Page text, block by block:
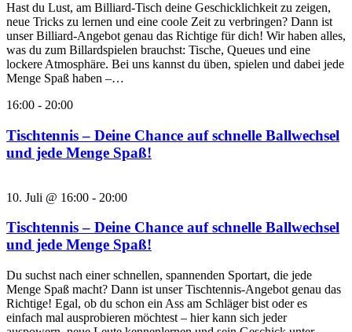
Hast du Lust, am Billiard-Tisch deine Geschicklichkeit zu zeigen,
neue Tricks zu lernen und eine coole Zeit zu verbringen? Dann ist
unser Billiard-Angebot genau das Richtige für dich! Wir haben alles,
was du zum Billardspielen brauchst: Tische, Queues und eine
lockere Atmosphäre. Bei uns kannst du üben, spielen und dabei jede
Menge Spaß haben –…
16:00 - 20:00
Tischtennis – Deine Chance auf schnelle Ballwechsel
und jede Menge Spaß!
10. Juli @ 16:00 - 20:00
Tischtennis – Deine Chance auf schnelle Ballwechsel
und jede Menge Spaß!
Du suchst nach einer schnellen, spannenden Sportart, die jede
Menge Spaß macht? Dann ist unser Tischtennis-Angebot genau das
Richtige! Egal, ob du schon ein Ass am Schläger bist oder es
einfach mal ausprobieren möchtest – hier kann sich jeder